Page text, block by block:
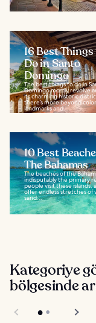
16 Best
Do in Santo
Domingo
The best things to do in
Domingo mostly revolve
its charming historic
there’s more beyond
landmarks and...
10 Best
The Bahamas
The beaches of the
indisputably the primary
people visit these islands,
offer endless stretches of
sand...
Kategoriye
bölgesinde